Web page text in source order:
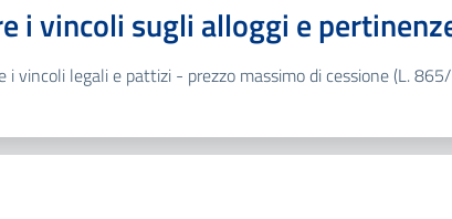
i vincoli sugli alloggi e
vincoli legali e pattizi - prezzo massimo di cessione (L.